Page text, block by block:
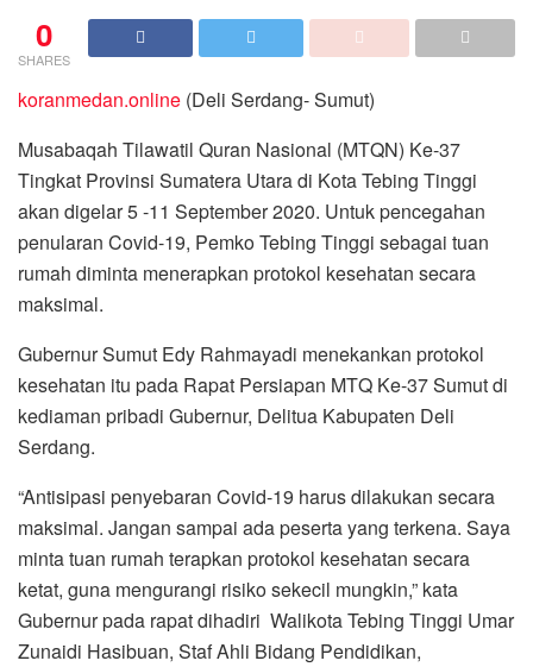
0
SHARES
koranmedan.online (Deli Serdang- Sumut)
Musabaqah Tilawatil Quran Nasional (MTQN) Ke-37
Tingkat Provinsi Sumatera Utara di Kota Tebing Tinggi
akan digelar 5 -11 September 2020. Untuk pencegahan
penularan Covid-19, Pemko Tebing Tinggi sebagai tuan
rumah diminta menerapkan protokol kesehatan secara
maksimal.
Gubernur Sumut Edy Rahmayadi menekankan protokol
kesehatan itu pada Rapat Persiapan MTQ Ke-37 Sumut di
kediaman pribadi Gubernur, Delitua Kabupaten Deli
Serdang.
“Antisipasi penyebaran Covid-19 harus dilakukan secara
maksimal. Jangan sampai ada peserta yang terkena. Saya
minta tuan rumah terapkan protokol kesehatan secara
ketat, guna mengurangi risiko sekecil mungkin,” kata
Gubernur pada rapat dihadiri Walikota Tebing Tinggi Umar
Zunaidi Hasibuan, Staf Ahli Bidang Pendidikan,